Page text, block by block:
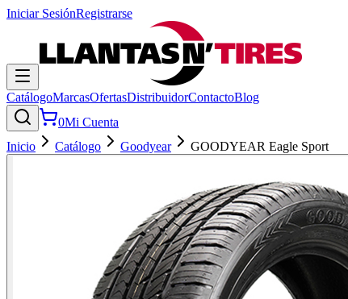
Iniciar SesiónRegistrarse
CatálogoMarcasOfertasDistribuidorContactoBlog
0Mi Cuenta
Inicio
Catálogo Goodyear GOODYEAR Eagle Sport